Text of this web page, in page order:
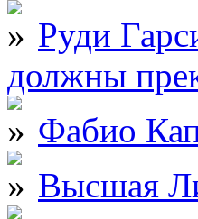
Руди
должны
Фабио
Высшая